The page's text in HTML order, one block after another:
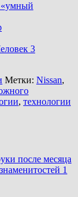
«умный
3
Метки: Nissan,
, технологии
после месяца
1